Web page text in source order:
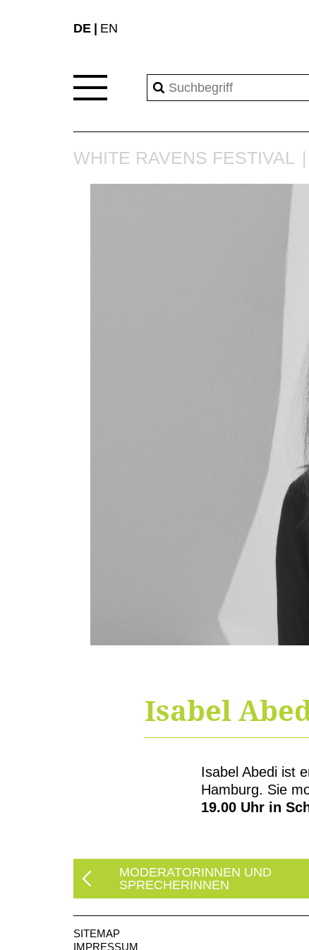
DE EN
WHITE RAVENS FESTIVAL
Isabel
Isabel Abedi ist
Hamburg. Sie
19.00 Uhr in
MODERATORINNEN UND
SPRECHERINNEN
SITEMAP
IMPRESSUM